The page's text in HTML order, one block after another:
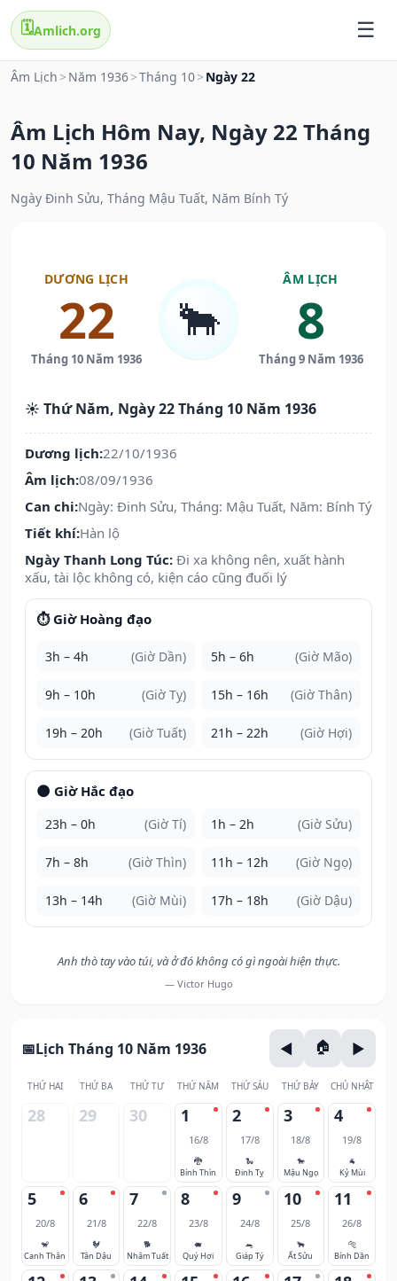
🗓️Amlich.org
Âm Lịch > Năm 1936>Tháng 10> Ngày 22
Âm Lịch Hôm Nay, Ngày 22 Tháng
10 Năm 1936
Ngày Đinh Sửu, Tháng Mậu Tuất, Năm Bính Tý
DƯƠNG LỊCH
22
Tháng 10 Năm 1936
🐂
ÂM LỊCH
8
Tháng 9 Năm 1936
☀️ Thứ Năm, Ngày 22 Tháng 10 Năm 1936
Dương lịch:22/10/1936
Âm lịch:08/09/1936
Can chi:Ngày: Đinh Sửu, Tháng: Mậu Tuất, Năm: Bính Tý
Tiết khí:Hàn lộ
Ngày Thanh Long Túc: Đi xa không nên, xuất hành
xấu, tài lộc không có, kiện cáo cũng đuối lý
⏱️ Giờ Hoàng đạo
3h – 4h (Giờ Dần) 5h – 6h (Giờ Mão)
9h – 10h (Giờ Tỵ) 15h – 16h (Giờ Thân)
19h – 20h (Giờ Tuất) 21h – 22h (Giờ Hợi)
🌑 Giờ Hắc đạo
23h – 0h (Giờ Tí) 1h – 2h (Giờ Sửu)
7h – 8h (Giờ Thìn) 11h – 12h (Giờ Ngọ)
13h – 14h (Giờ Mùi) 17h – 18h (Giờ Dậu)
Anh thò tay vào túi, và ở đó không có gì ngoài hiện thực.
— Victor Hugo
Lịch Tháng 10 Năm 1936
THỨ HAI THỨ BA THỨ TƯ THỨ NĂM THỨ SÁU THỨ BẢY CHỦ NHẬT
28 29 30 1
16/8
🐉
Bính Thìn
2
17/8
🐍
Đinh Tỵ
3
18/8
🐎
Mậu Ngọ
4
19/8
🐐
Kỷ Mùi
5
20/8
🐒
Canh Thân
6
21/8
🐓
Tân Dậu
7
22/8
🐕
Nhâm Tuất
8
23/8
🐖
Quý Hợi
9
24/8
🐀
Giáp Tý
10
25/8
🐂
Ất Sửu
11
26/8
🐅
Bính Dần